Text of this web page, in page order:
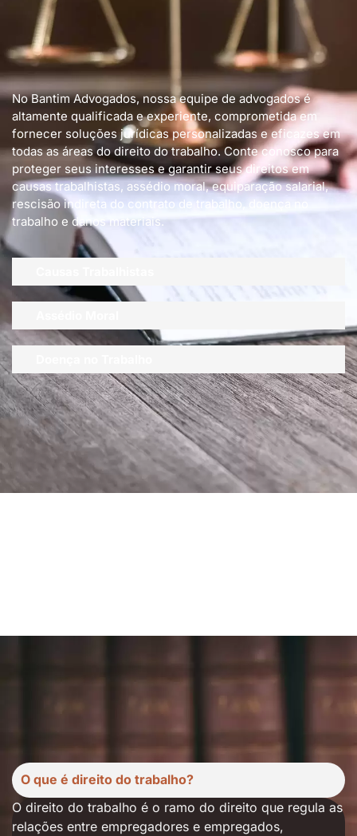
No Bantim Advogados, nossa equipe de advogados é
altamente qualificada e experiente, comprometida em
fornecer soluções jurídicas personalizadas e eficazes em
todas as áreas do direito do trabalho. Conte conosco para
proteger seus interesses e garantir seus direitos em
causas trabalhistas, assédio moral, equiparação salarial,
rescisão indireta do contrato de trabalho, doença no
trabalho e danos materiais.
O que é direito do trabalho?
O direito do trabalho é o ramo do direito que regula as
relações entre empregadores e empregados,